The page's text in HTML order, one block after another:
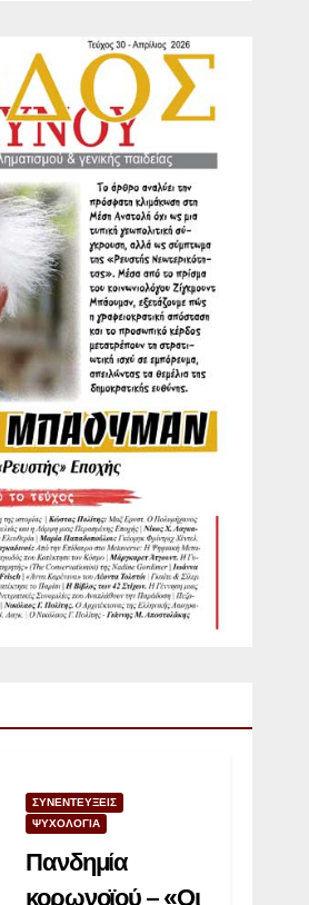
ΣΥΝΕΝΤΕΥΞΕΙΣ
ΨΥΧΟΛΟΓΙΑ
Πανδημία
κορωνοϊού – «Οι